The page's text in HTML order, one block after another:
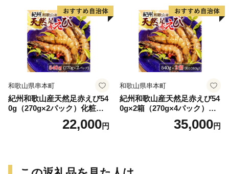
和歌山県串本町
紀州和歌山産天然足赤えび54
0g（270g×2パック）化粧箱
入 ※2026年12月上旬〜2027
年2月上旬頃順次発送予定
22,000円
和歌山県串本町
紀州和歌山産天然足赤えび54
0g×2箱（270g×4パック）化
粧箱入 ※2026年12月上旬〜2
027年2月上旬頃順次発送予定
ず【uot773A】
35,000円